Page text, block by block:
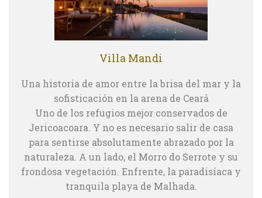
Villa Mandi
Una historia de amor entre la brisa del mar y la
sofisticación en la arena de Ceará
Uno de los refugios mejor conservados de
Jericoacoara. Y no es necesario salir de casa
para sentirse absolutamente abrazado por la
naturaleza. A un lado, el Morro do Serrote y su
frondosa vegetación. Enfrente, la paradisíaca y
tranquila playa de Malhada.